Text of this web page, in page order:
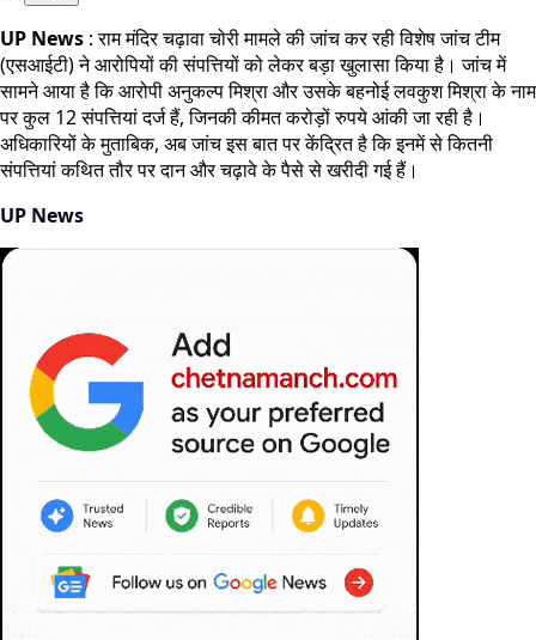
UP News : राम मंदिर चढ़ावा चोरी मामले की जांच कर रही विशेष जांच टीम
(एसआईटी) ने आरोपियों की संपत्तियों को लेकर बड़ा खुलासा किया है। जांच में
सामने आया है कि आरोपी अनुकल्प मिश्रा और उसके बहनोई लवकुश मिश्रा के नाम
पर कुल 12 संपत्तियां दर्ज हैं, जिनकी कीमत करोड़ों रुपये आंकी जा रही है।
अधिकारियों के मुताबिक, अब जांच इस बात पर केंद्रित है कि इनमें से कितनी
संपत्तियां कथित तौर पर दान और चढ़ावे के पैसे से खरीदी गई हैं।
UP News